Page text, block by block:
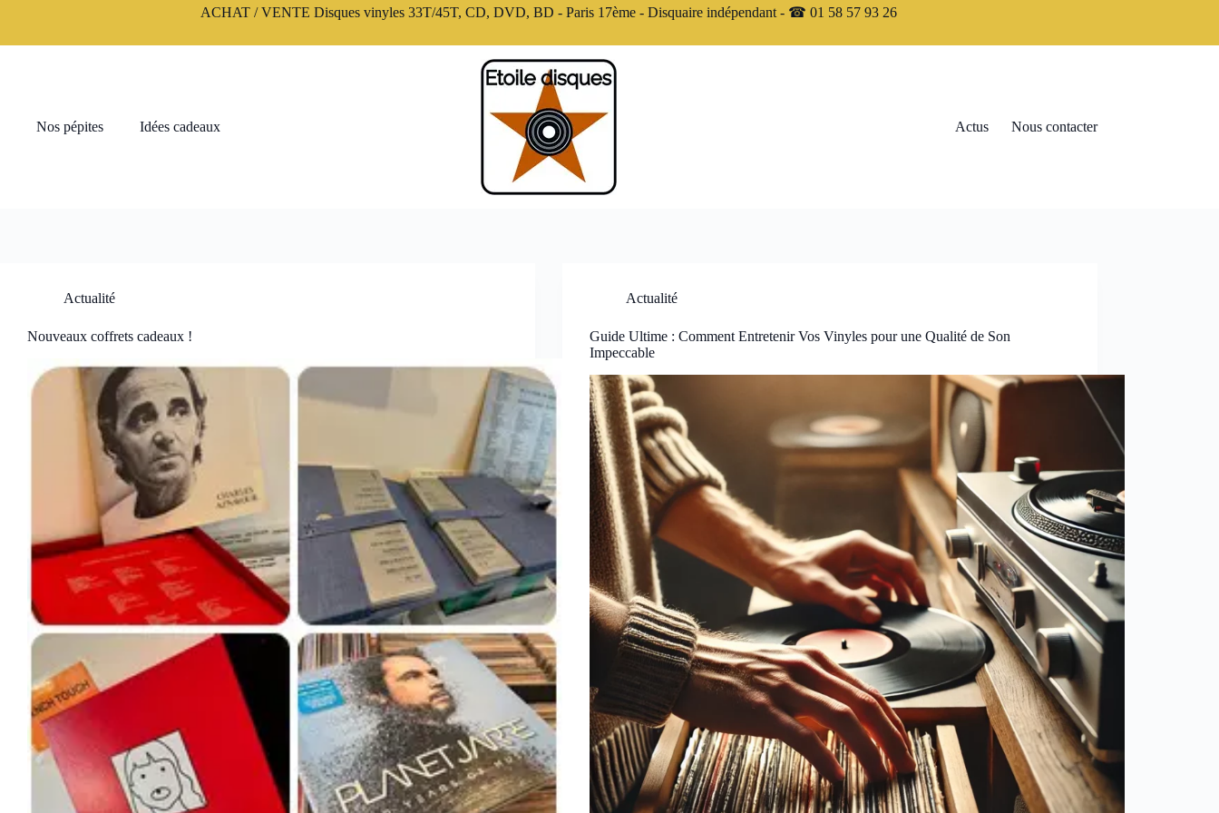
ACHAT / VENTE Disques vinyles 33T/45T, CD, DVD, BD - Paris 17ème - Disquaire indépendant - ☎ 01 58 57 93 26
Nos pépites Idées cadeaux Actus Nous contacter
Actualité
Nouveaux coffrets cadeaux !
Actualité
Guide Ultime : Comment Entretenir Vos Vinyles pour une Qualité de Son
Impeccable